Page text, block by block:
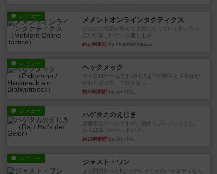
レビュー メメントオンラインタクティクス
どんどん物量が増えて大変になっていく押し付け
合いが楽しいゲーム盛り上が...
約14時間前 by nekomanma222
レビュー ヘックメック
サイコロゲームです1から5までの数字と芋虫がか
かれたダイス。これを振っ...
約16時間前 by みいやん
レビュー ハゲタカのえじき
超有名なゲームですが、初めてプレイしました。1
から15までのカードがプ...
約16時間前 by みいやん
レビュー ジャスト・ワン
まぁ面白かった‼️よくテレビとかのバラエティなん